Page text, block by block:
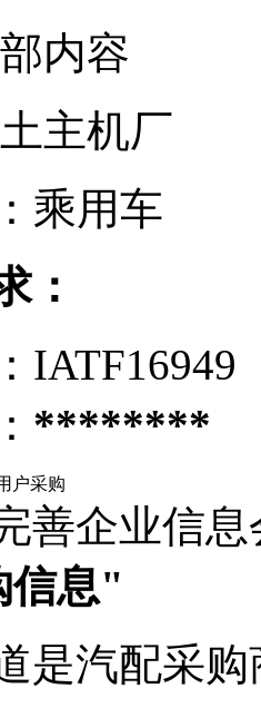
内容
主机厂
乘用车
：
IATF16949
********
户采购
善企业信
信息"
是汽配采